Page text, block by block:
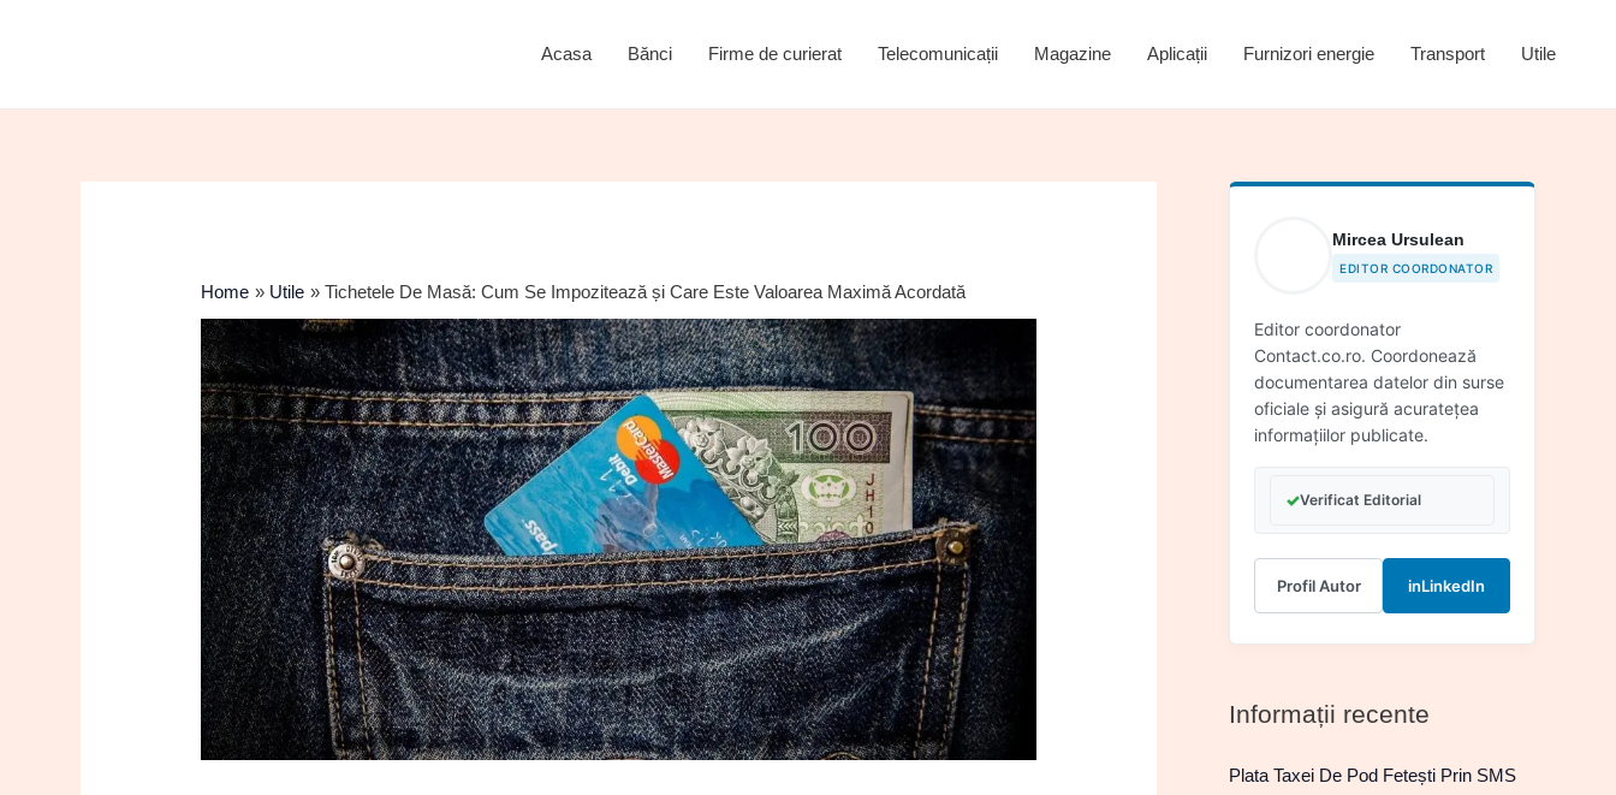
Acasa Bănci Firme de curierat Telecomunicații Magazine Aplicații Furnizori energie Transport Utile
Home Utile Tichetele De Masă: Cum Se Impozitează și Care Este Valoarea Maximă Acordată
Mircea Ursulean
EDITOR COORDONATOR
Editor coordonator
Contact.co.ro. Coordonează
documentarea datelor din surse
oficiale și asigură acuratețea
informațiilor publicate.
✓Verificat Editorial
Profil Autor inLinkedIn
Informații recente
Plata Taxei De Pod Fetești Prin SMS